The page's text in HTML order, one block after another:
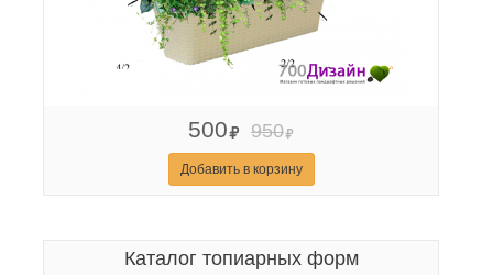
500 950
Добавить в корзину
Каталог топиарных форм